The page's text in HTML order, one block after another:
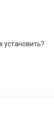
установить?